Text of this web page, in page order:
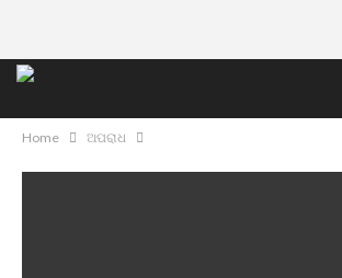
Home ଅପରାଧ